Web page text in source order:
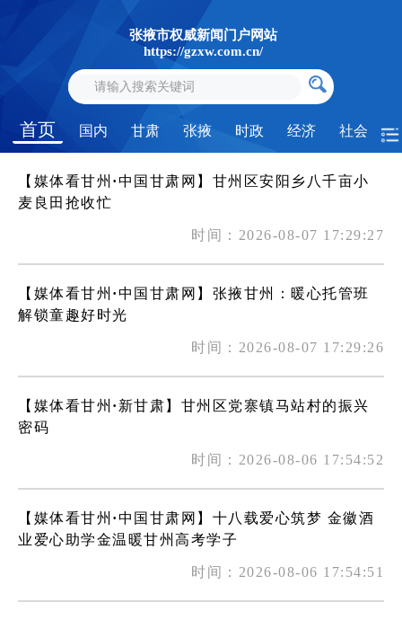
张掖市权威新闻门户网站
https://gzxw.com.cn/
首页 国内 甘肃 张掖 时政 经济 社会
【媒体看甘州·中国甘肃网】甘州区安阳乡八千亩小
麦良田抢收忙
时间：2026-08-07 17:29:27
【媒体看甘州·中国甘肃网】张掖甘州：暖心托管班
解锁童趣好时光
时间：2026-08-07 17:29:26
【媒体看甘州·新甘肃】甘州区党寨镇马站村的振兴
密码
时间：2026-08-06 17:54:52
【媒体看甘州·中国甘肃网】十八载爱心筑梦 金徽酒
业爱心助学金温暖甘州高考学子
时间：2026-08-06 17:54:51